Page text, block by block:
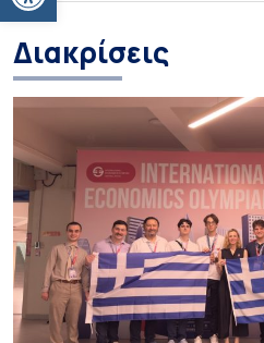
Διακρίσεις